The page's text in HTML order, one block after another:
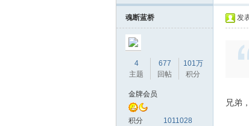
魂断蓝桥
4
主题
677
回帖
101万
积分
金牌会员
积分 1011028
发
兄弟